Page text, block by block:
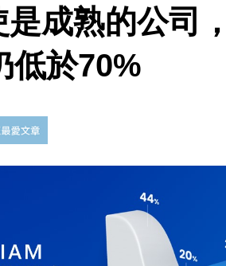
成熟的公司
低於70%